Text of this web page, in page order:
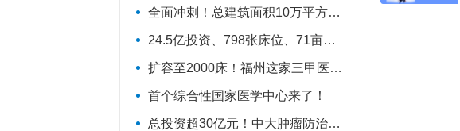
全面冲刺！总建筑面积10万平方米，华北理工大学附属医院花海院区一期工程加速成型
24.5亿投资、798张床位、71亩占地！曲江新区医院的"最后一公里"冲刺
扩容至2000床！福州这家三甲医院大动作，国家级防治基地预计2028年建成
首个综合性国家医学中心来了！
总投资超30亿元！中大肿瘤防治“国家队”扩容，绘就健康天河新蓝图